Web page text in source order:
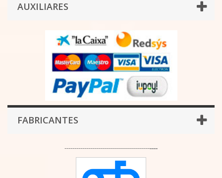
AUXILIARES
FABRICANTES
-----------------------------------------------